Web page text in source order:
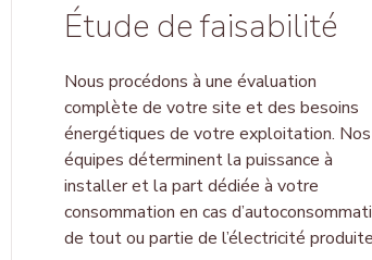
Étude de faisabilité
Nous procédons à une évaluation
complète de votre site etdes besoins
énergétiques de votre exploitation. Nos
équipes déterminent la puissance à
installer et la part dédiée à votre
consommation en cas
de tout ou partie de l’électricité